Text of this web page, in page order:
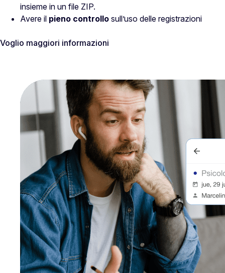
insieme in un file ZIP.
Avere il pieno controllo sull’uso delle registrazioni
Voglio maggiori informazioni